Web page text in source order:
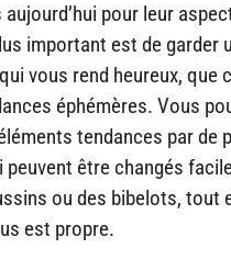
pour leur
important est de garder
vous rend heureux, que
éphémères. Vous
tendances par de
être changés
ou des bibelots, tout
est propre.